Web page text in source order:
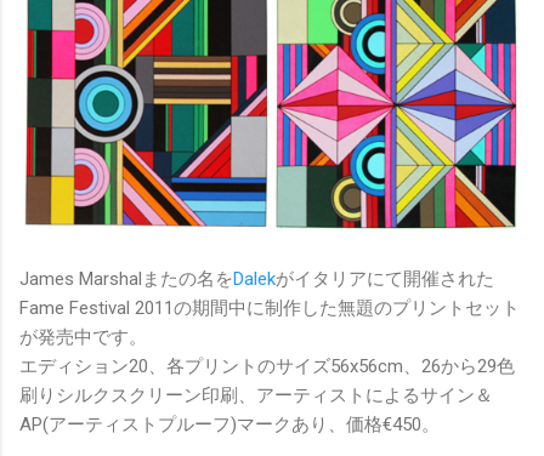
James Marshalまたの名をDalekがイタリアにて開催された
Fame Festival 2011の期間中に制作した無題のプリントセット
が発売中です。
エディション20、各プリントのサイズ56x56cm、26から29色
刷りシルクスクリーン印刷、アーティストによるサイン＆
AP(アーティストプルーフ)マークあり、価格€450。